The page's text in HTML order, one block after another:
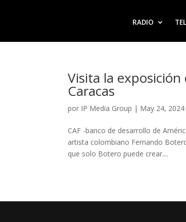
RADIO
Visita la exposición
Caracas
por IP Media Group | May 24, 2024
CAF -banco de desarrollo de
artista colombiano Fernando
que solo Botero puede crear....